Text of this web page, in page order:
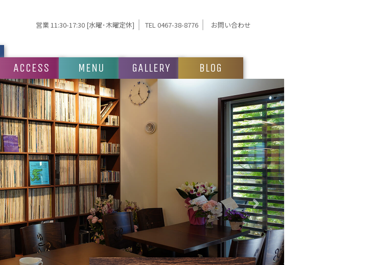
営業 11:30-17:30 [水曜･木曜定休] TEL 0467-38-8776 お問い合わせ
ACCESS
MENU GALLERY BLOG